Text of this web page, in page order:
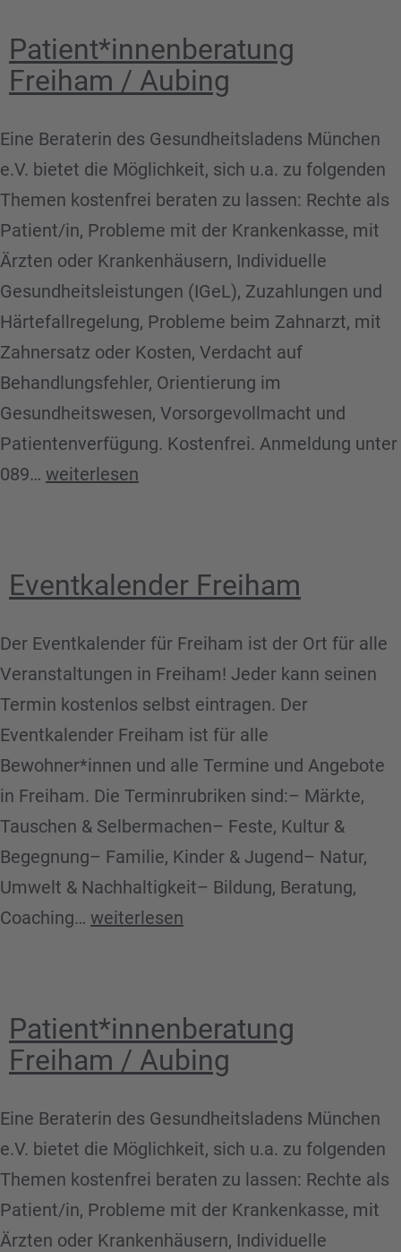
Eltern-
der
Freien
Evangelischen
Gemeinde
Patient*innenberatung
Freiham / Aubing
Eine Beraterin des Gesundheitsladens München
e.V. bietet die Möglichkeit, sich u.a. zu folgenden
Themen kostenfrei beraten zu lassen: Rechte als
Patient/in, Probleme mit der Krankenkasse, mit
Ärzten oder Krankenhäusern, Individuelle
Gesundheitsleistungen (IGeL), Zuzahlungen und
Härtefallregelung, Probleme beim Zahnarzt, mit
Zahnersatz oder Kosten, Verdacht auf
Behandlungsfehler, Orientierung im
Gesundheitswesen, Vorsorgevollmacht und
Patientenverfügung. Kostenfrei. Anmeldung unter
089… Patient*innenberatung
weiterlesen
Eventkalender Freiham
Der Eventkalender für Freiham ist der Ort für alle
Veranstaltungen in Freiham! Jeder kann seinen
Termin kostenlos selbst eintragen. Der
Eventkalender Freiham ist für alle
Bewohner*innen und alle Termine und Angebote
in Freiham. Die Terminrubriken sind:– Märkte,
Tauschen & Selbermachen– Feste, Kultur &
Begegnung– Familie, Kinder & Jugend– Natur,
Umwelt & Nachhaltigkeit– Bildung, Beratung,
Coaching… Eventkalender
weiterlesen
Patient*innenberatung
Freiham / Aubing
Eine Beraterin des Gesundheitsladens München
e.V. bietet die Möglichkeit, sich u.a. zu folgenden
Themen kostenfrei beraten zu lassen: Rechte als
Patient/in, Probleme mit der Krankenkasse, mit
Ärzten oder Krankenhäusern, Individuelle